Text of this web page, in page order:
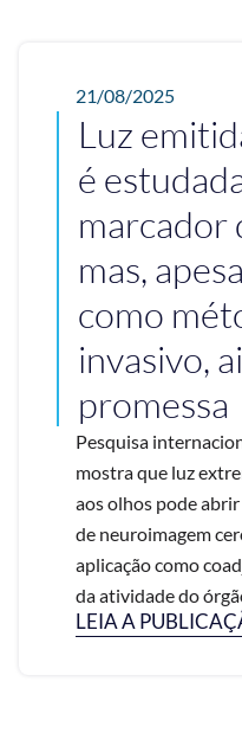
21/08/2025
Luz
é
marcador
mas,
como
invasivo,
promessa
Pesquisa
mostra que luz
aos olhos pode
de neuroimagem
aplicação como
da atividade do órgão
LEIA A